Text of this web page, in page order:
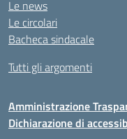
Le news
Le circolari
Bacheca sindacale
Tutti gli argomenti
Amministrazione
Dichiarazione di